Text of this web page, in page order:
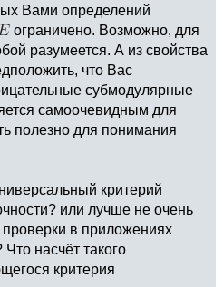
Вами определений
ограничено. Возможно, для
разумеется. А из свойства
что Вас
субмодулярные
самоочевидным для
полезно для понимания
критерий
или лучше не очень
в приложениях
Что насчёт такого
критерия